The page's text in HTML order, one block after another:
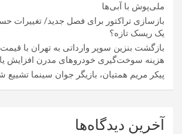
ملی‌پوش با آبی‌ها
بازسازی تراکتور برای فصل جدید/ تغییرات
یک ریسک تازه؟
هزینه سوخت‌گیری خودرو‌های مدرن افزایش
پیکر مریم همتیان، بازیگر جوان سینما تشییع
آخرین دیدگاه‌ها